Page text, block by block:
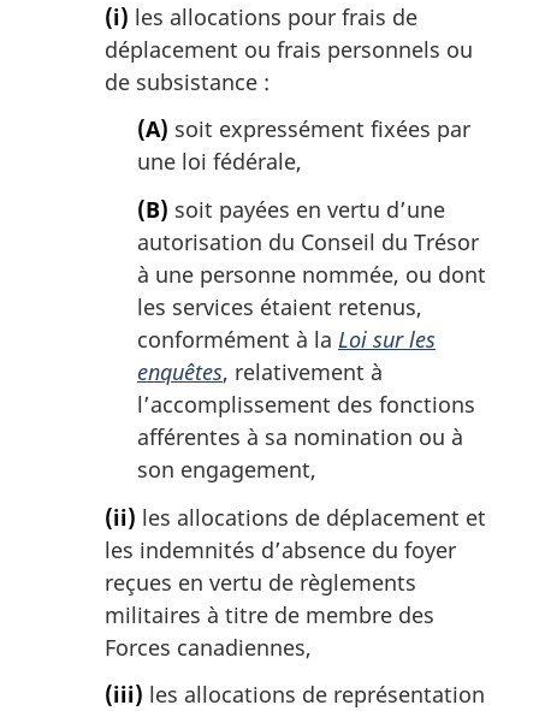
(i) les allocations pour frais de
déplacement ou frais personnels ou
de subsistance :
(A) soit expressément fixées par
une loi fédérale,
(B) soit payées en vertu d’une
autorisation du Conseil du Trésor
à une personne nommée, ou dont
les services étaient retenus,
conformément à la Loi sur les
enquêtes, relativement à
l’accomplissement des fonctions
afférentes à sa nomination ou à
son engagement,
(ii) les allocations de déplacement et
les indemnités d’absence du foyer
reçues en vertu de règlements
militaires à titre de membre des
Forces canadiennes,
(iii) les allocations de représentation